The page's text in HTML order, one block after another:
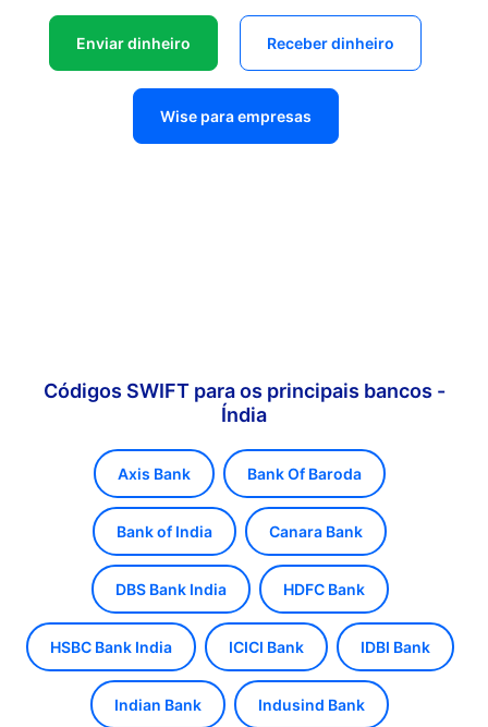
Enviar dinheiro Receber dinheiro
Wise para empresas
Códigos SWIFT para os principais bancos -
Índia
Axis Bank Bank Of Baroda
Bank of India Canara Bank
DBS Bank India HDFC Bank
HSBC Bank India ICICI Bank IDBI Bank
Indian Bank Indusind Bank